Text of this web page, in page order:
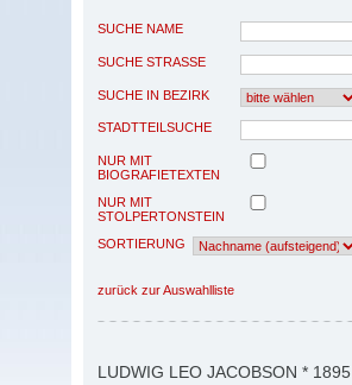
SUCHE NAME
SUCHE STRASSE
SUCHE IN BEZIRK
STADTTEILSUCHE
NUR MIT
BIOGRAFIETEXTEN
NUR MIT
STOLPERTONSTEIN
SORTIERUNG
zurück zur Auswahlliste
LUDWIG LEO JACOBSON * 1895